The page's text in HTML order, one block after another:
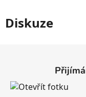
Diskuze